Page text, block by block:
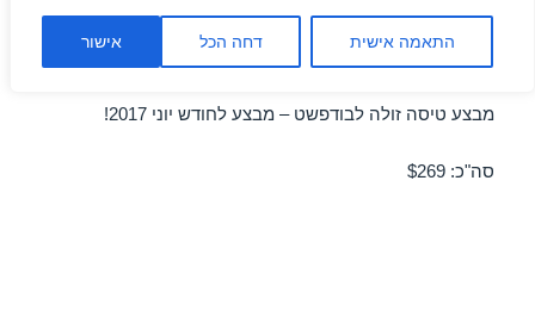
התאמה אישית דחה הכל אישור
טיסות זולות לבודפשט ביוני
09/06/2017
מבצע טיסה זולה לבודפשט – מבצע לחודש יוני 2017!
סה"כ: $269